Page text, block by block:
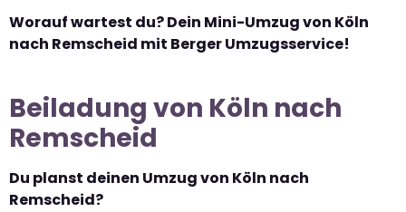
Worauf wartest du? Dein Mini-Umzug von Köln
nach Remscheid mit Berger Umzugsservice!
Beiladung von Köln nach
Remscheid
Du planst deinen Umzug von Köln nach
Remscheid?